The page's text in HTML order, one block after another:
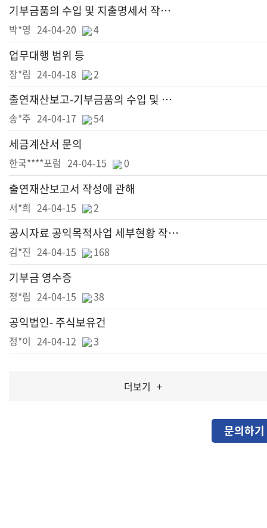
기부금품의 수입 및 지출명세서 작성 관련 문의
박*영 24-04-20 4
업무대행 범위 등
장*림 24-04-18 2
출연재산보고-기부금품의 수입 및 지출 명세서
송*주 24-04-17 54
세금계산서 문의
한국****포럼 24-04-15 0
출연재산보고서 작성에 관해
서*희 24-04-15 2
공시자료 공익목적사업 세부현황 작성 문의
김*진 24-04-15 168
기부금 영수증
정*림 24-04-15 38
공익법인- 주식보유건
정*이 24-04-12 3
더보기 +
문의하기